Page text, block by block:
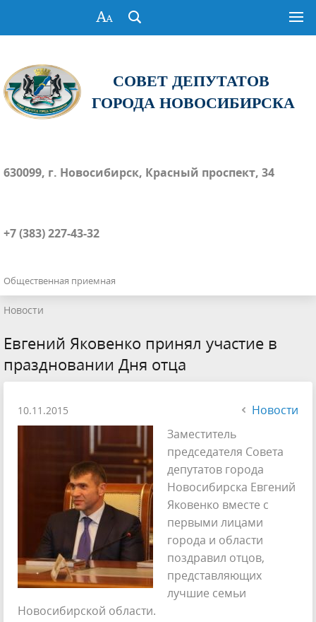
СОВЕТ ДЕПУТАТОВ
ГОРОДА НОВОСИБИРСКА
630099, г. Новосибирск, Красный проспект, 34
+7 (383) 227-43-32
Общественная приемная
Новости
Евгений Яковенко принял участие в
праздновании Дня отца
10.11.2015
Новости
Заместитель
председателя Совета
депутатов города
Новосибирска Евгений
Яковенко вместе с
первыми лицами
города и области
поздравил отцов,
представляющих
лучшие семьи
Новосибирской области.